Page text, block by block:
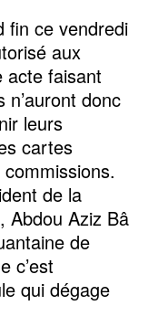
fin ce vendredi
aux
acte faisant
donc
leurs
cartes
de la
Abdou Aziz Bâ
de
c’est
qui dégage